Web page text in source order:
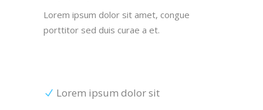
Lorem ipsum dolor sit amet, congue
porttitor sed duis curae a et.
Lorem ipsum dolor sit